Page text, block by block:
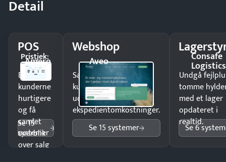
Detail
POS
Amero
Pristjek:
4.788 kr
Ekspedér
kunderne
hurtigere
og få
samlet
overblik
over salg
Se 15
systemer
Webshop
Aveo
Sælg produkter 24/7 til
kunder i hele landet
uden
ekspedientomkostninger.
Se 15 systemer
Consafe
Logistics
Undgå
tomme
med et lager
opdateret i
realtid.
Se 6